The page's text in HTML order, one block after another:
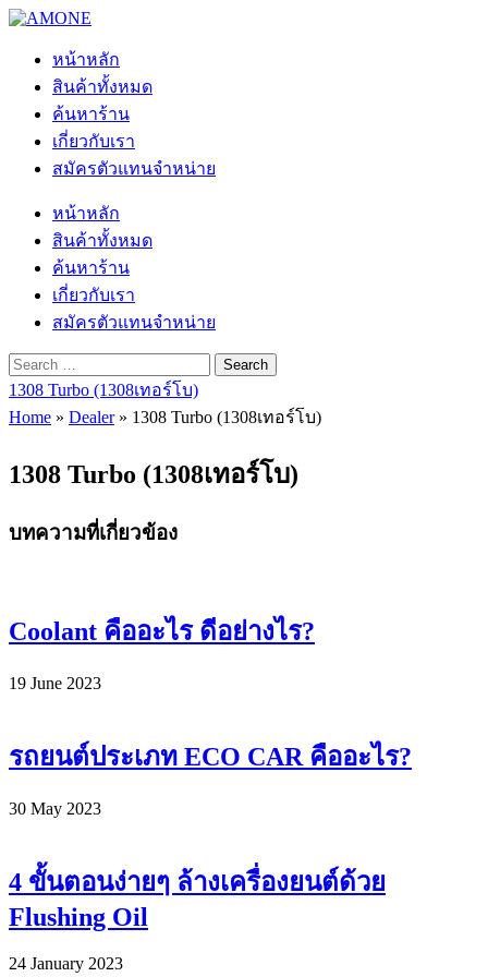
Skip
contentหน้าหลัก
สินค้าทั้งหมด
ค้นหาร้าน
เกี่ยวกับเรา
สมัครตัวแทนจำหน่าย
หน้าหลัก
สินค้าทั้งหมด
ค้นหาร้าน
เกี่ยวกับเรา
สมัครตัวแทนจำหน่าย
Search
for:
1308 Turbo (1308เทอร์โบ)
Home » Dealer» 1308 Turbo (1308เทอร์โบ)
1308 Turbo (1308เทอร์โบ)
บทความที่เกี่ยวข้อง
Coolant คืออะไร ดีอย่างไร?
19 June 2023
รถยนต์ประเภท ECO CAR คืออะไร?
30 May 2023
4 ขั้นตอนง่ายๆ ล้างเครื่องยนต์ด้วย
Flushing Oil
24 January 2023